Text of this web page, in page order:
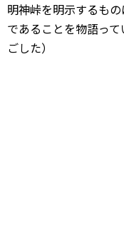
明神峠を明示するも
であることを物語っ
ごした）